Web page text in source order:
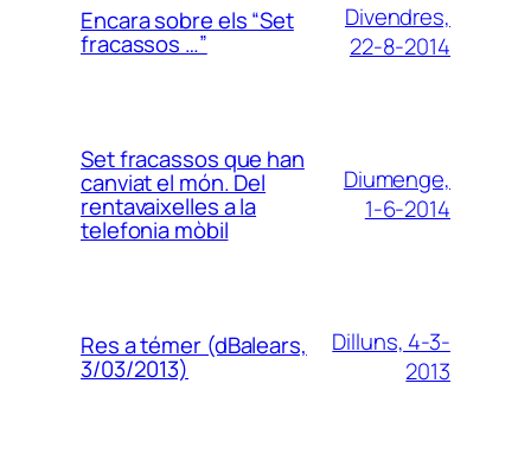
Encara sobre els “Set
fracassos …”
Divendres,
22-8-2014
Set fracassos que han
canviat el món. Del
rentavaixelles a la
telefonia mòbil
Diumenge,
1-6-2014
Res a témer (dBalears,
3/03/2013)
Dilluns, 4-3-
2013